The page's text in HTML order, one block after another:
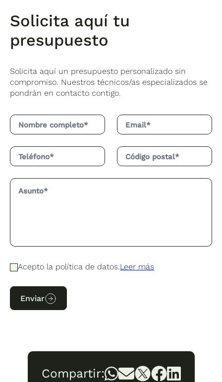
Solicita aquí tu
presupuesto
Solicita aquí un presupuesto personalizado sin
compromiso. Nuestros técnicos/as especializados se
pondrán en contacto contigo.
Acepto la política de datos.Leer más
Enviar
Compartir: